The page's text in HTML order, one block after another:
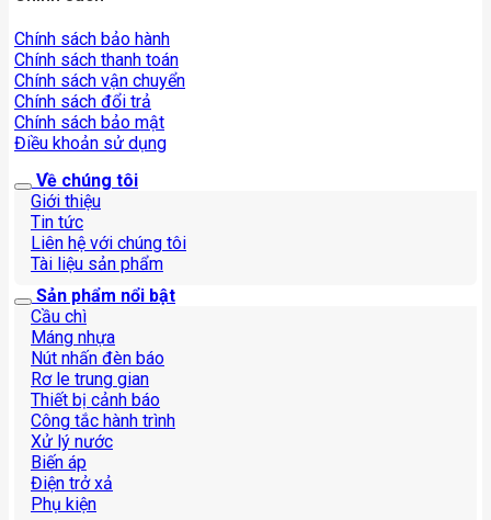
Chính sách bảo hành
Chính sách thanh toán
Chính sách vận chuyển
Chính sách đổi trả
Chính sách bảo mật
Điều khoản sử dụng
Về chúng tôi
Giới thiệu
Tin tức
Liên hệ với chúng tôi
Tài liệu sản phẩm
Sản phẩm nổi bật
Cầu chì
Máng nhựa
Nút nhấn đèn báo
Rơ le trung gian
Thiết bị cảnh báo
Công tắc hành trình
Xử lý nước
Biến áp
Điện trở xả
Phụ kiện